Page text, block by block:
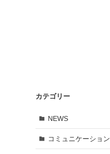
カテゴリー
NEWS
コミュニケーション